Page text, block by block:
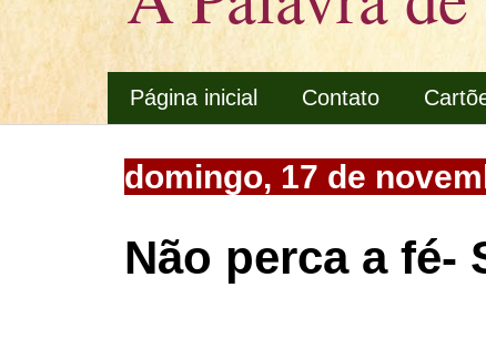
Página inicial Contato
domingo, 17 de
Não perca a fé-